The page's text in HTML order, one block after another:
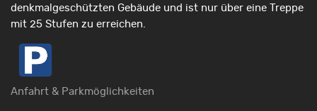
denkmalgeschützten Gebäude und ist nur über eine Treppe
mit 25 Stufen zu erreichen.
Anfahrt & Parkmöglichkeiten